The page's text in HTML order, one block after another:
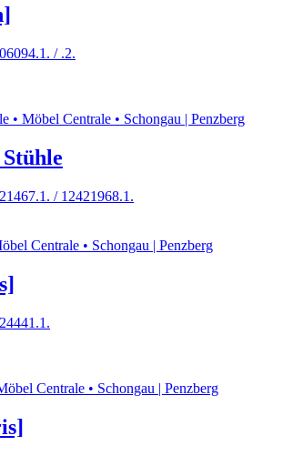
/ .2.
/ 12421968.1.